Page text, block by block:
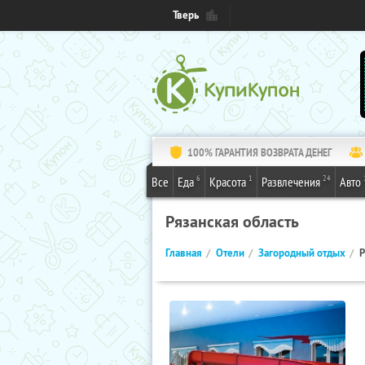
Тверь
100% ГАРАНТИЯ ВОЗВРАТА ДЕНЕГ
Все Еда 6 Красота 1 Развлечения 24 Авто
Рязанская область
Главная Отели Загородный отдых